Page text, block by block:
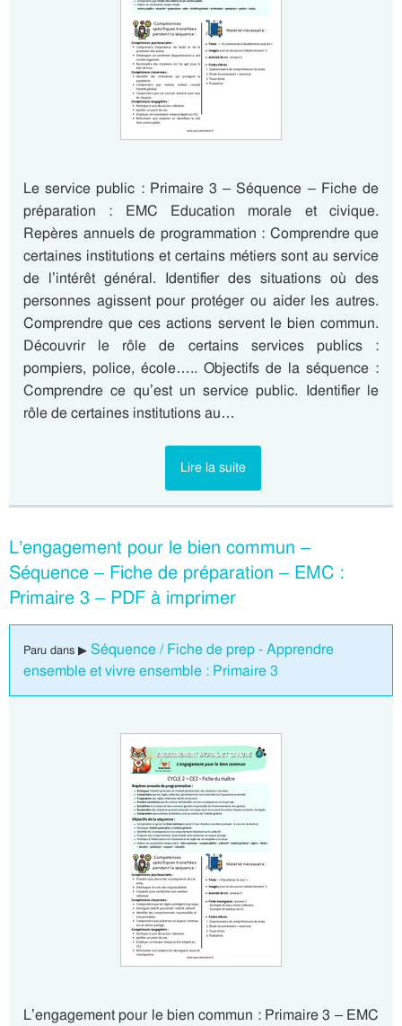
Le service public : Primaire 3 – Séquence – Fiche de
préparation : EMC Education morale et civique.
Repères annuels de programmation : Comprendre que
certaines institutions et certains métiers sont au service
de l’intérêt général. Identifier des situations où des
personnes agissent pour protéger ou aider les autres.
Comprendre que ces actions servent le bien commun.
Découvrir le rôle de certains services publics :
pompiers, police, école….. Objectifs de la séquence :
Comprendre ce qu’est un service public. Identifier le
rôle de certaines institutions au…
Lire la suite
L’engagement pour le bien commun –
Séquence – Fiche de préparation – EMC :
Primaire 3 – PDF à imprimer
Paru dans ▶ Séquence / Fiche de prep - Apprendre
ensemble et vivre ensemble : Primaire 3
L’engagement pour le bien commun : Primaire 3 – EMC